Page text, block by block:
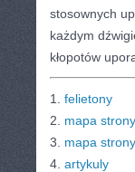
stosownych
każdym
kłopotów
1. felietony
2. mapa strony
3. mapa strony
4. artykuly